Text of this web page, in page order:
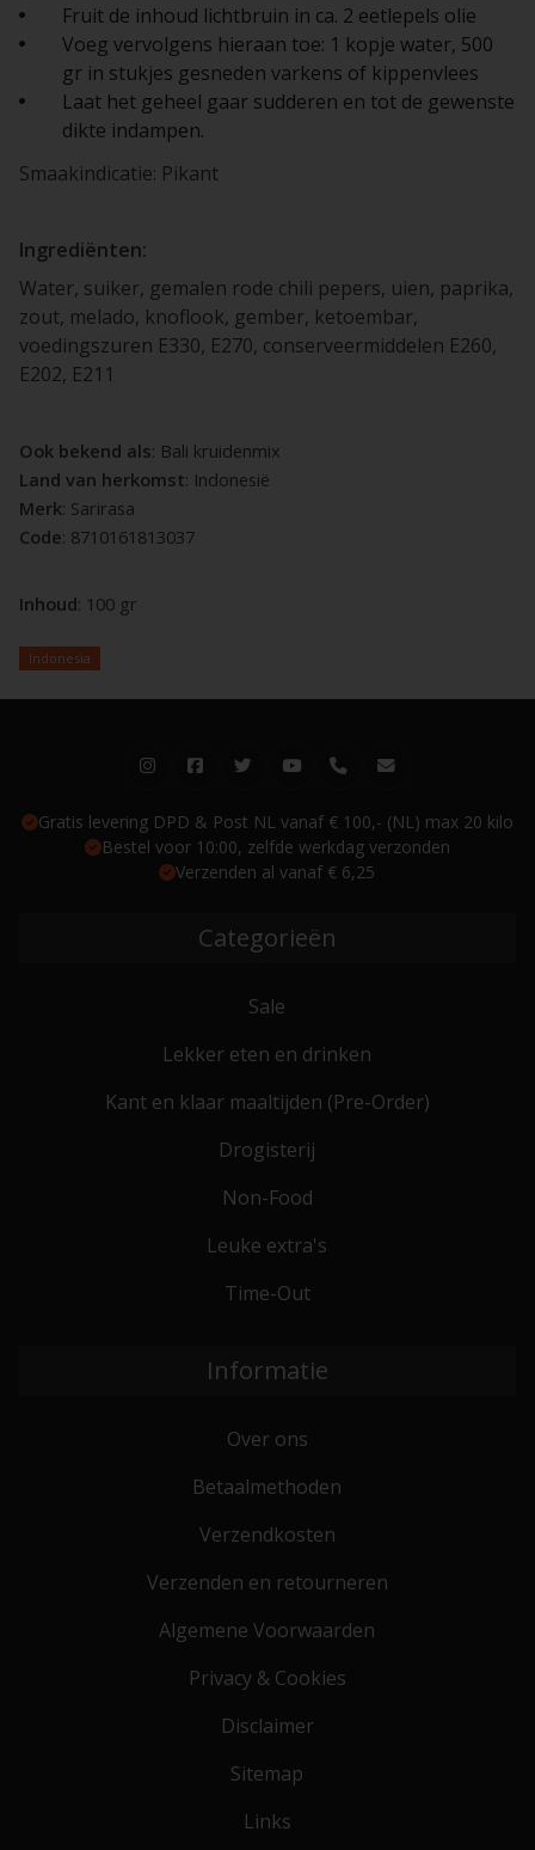
Fruit de inhoud lichtbruin in ca. 2 eetlepels olie
Voeg vervolgens hieraan toe: 1 kopje water, 500
gr in stukjes gesneden varkens of kippenvlees
Laat het geheel gaar sudderen en tot de gewenste
dikte indampen.
Smaakindicatie: Pikant
Ingrediënten:
Water, suiker, gemalen rode chili pepers, uien, paprika,
zout, melado, knoflook, gember, ketoembar,
voedingszuren E330, E270, conserveermiddelen E260,
E202, E211
Ook bekend als: Bali kruidenmix
Land van herkomst: Indonesië
Merk: Sarirasa
Code: 8710161813037
Inhoud: 100 gr
Indonesia
Gratis levering DPD & Post NL vanaf € 100,- (NL) max 20 kilo
Bestel voor 10:00, zelfde werkdag verzonden
Verzenden al vanaf € 6,25
Categorieën
Sale
Lekker eten en drinken
Kant en klaar maaltijden (Pre-Order)
Drogisterij
Non-Food
Leuke extra's
Time-Out
Informatie
Over ons
Betaalmethoden
Verzendkosten
Verzenden en retourneren
Algemene Voorwaarden
Privacy & Cookies
Disclaimer
Sitemap
Links